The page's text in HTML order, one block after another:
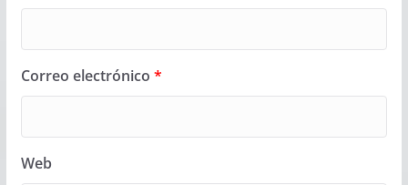
Correo electrónico *
Web